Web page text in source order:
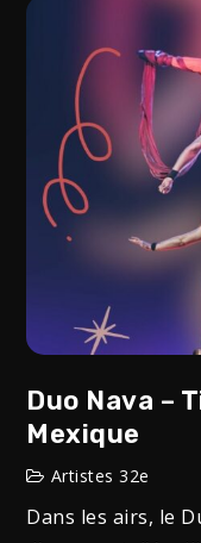
Duo Nava –
Mexique
Artistes 32e
Dans les airs, le